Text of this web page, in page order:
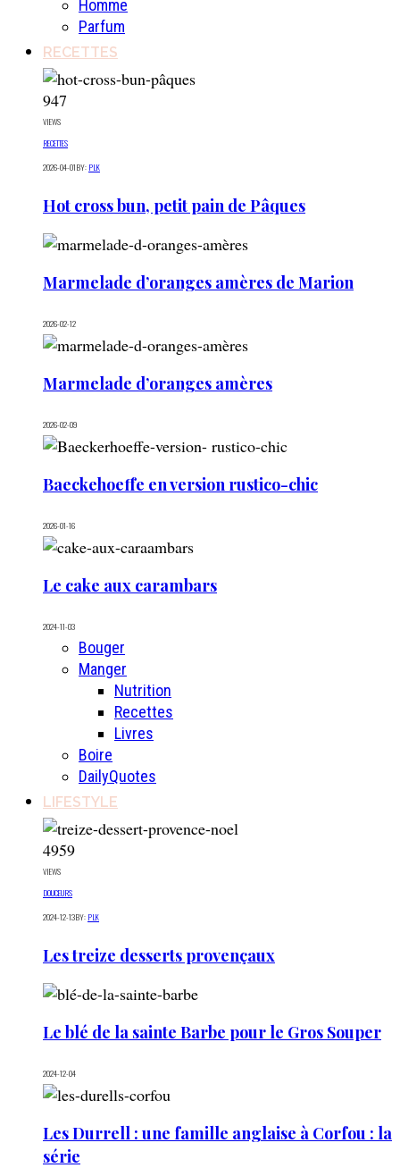
Homme
Parfum
RECETTES
947
VIEWS
RECETTES
2026-04-01BY: PLK
Hot cross bun, petit pain de Pâques
Marmelade d’oranges amères de Marion
2026-02-12
Marmelade d’oranges amères
2026-02-09
Baeckehoeffe en version rustico-chic
2026-01-16
Le cake aux carambars
2024-11-03
Bouger
Manger
Nutrition
Recettes
Livres
Boire
DailyQuotes
LIFESTYLE
4959
VIEWS
DOUCEURS
2024-12-13BY: PLK
Les treize desserts provençaux
Le blé de la sainte Barbe pour le Gros Souper
2024-12-04
Les Durrell : une famille anglaise à Corfou : la
série